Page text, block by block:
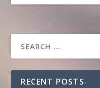
RECENT POSTS